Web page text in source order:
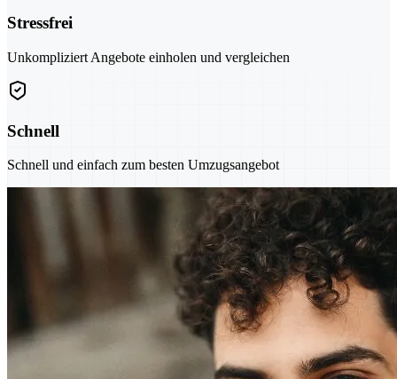
Stressfrei
Unkompliziert Angebote einholen und vergleichen
Schnell
Schnell und einfach zum besten Umzugsangebot